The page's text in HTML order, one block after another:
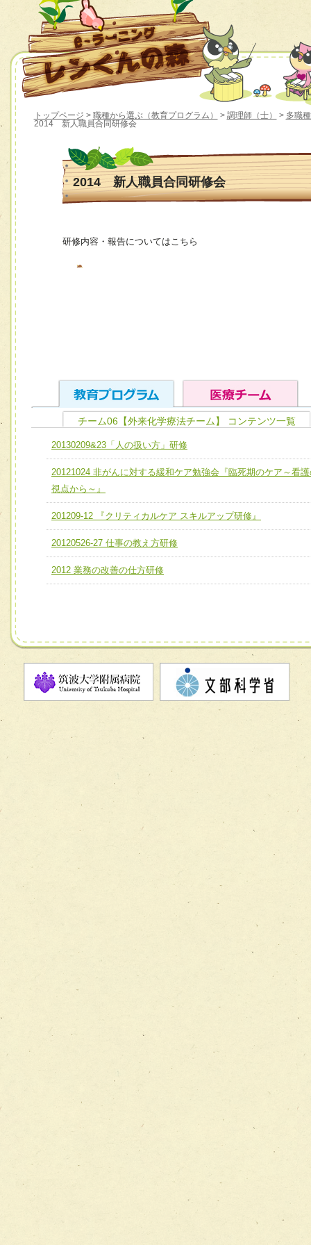
トップページ > 職種から選ぶ（教育プログラム） > 調理師（士） > 多職
2014 新人職員合同研修会
2014 新人職員合同研修会
研修内容・報告についてはこちら
ユニット１ 医療人としての基礎能力
全人的医療を実践する医療人として、必要な基礎能力を身
ける
必要に応じて柔軟に医療チームを組織し、強調できる
ユニット３ 多職種連携力
他職種の視点とスキルを学び、相互理解と連携を深める
チーム01【病院内横断的問題解決チーム】
チーム02【地域医療連携推進による高度医療を必要とする
宅患者等支援チーム】
チーム05【せん妄対策チーム】
チーム08【地域関係機関と連携した小児リハビリテーショ
チーム09【術前から始める周術期リハビリテーションチー
チーム11【摂食・嚥下サポートチーム】
チーム12【こどもの食育支援チーム】
チーム13【非がんに対する緩和ケアチーム】
チーム06【外来化学療法チーム】 コンテンツ一覧
20130209&23「人の扱い方」研修
20121024 非がんに対する緩和ケア勉強会『臨死期のケア～看
視点から～』
201209-12 『クリティカルケア スキルアップ研修』
20120526-27 仕事の教え方研修
2012 業務の改善の仕方研修